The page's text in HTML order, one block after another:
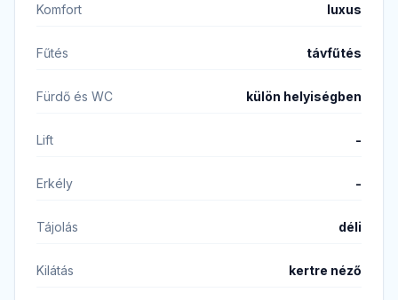
Komfort luxus
Fűtés távfűtés
Fürdő és WC külön helyiségben
Lift -
Erkély -
Tájolás déli
Kilátás kertre néző